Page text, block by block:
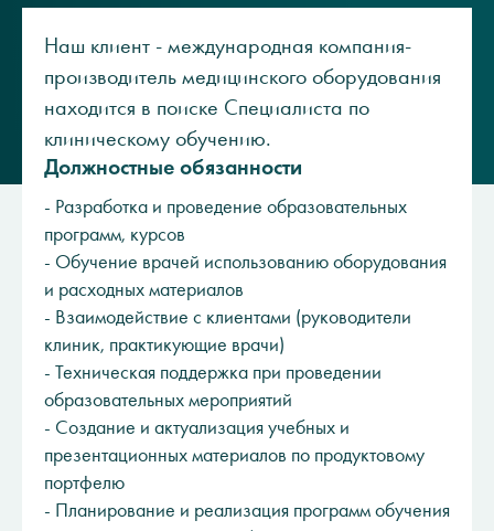
Наш клиент - международная компания-
производитель медицинского оборудования
находится в поиске Специалиста по
клиническому обучению.
Должностные обязанности
- Разработка и проведение образовательных
программ, курсов
- Обучение врачей использованию оборудования
и расходных материалов
- Взаимодействие с клиентами (руководители
клиник, практикующие врачи)
- Техническая поддержка при проведении
образовательных мероприятий
- Создание и актуализация учебных и
презентационных материалов по продуктовому
портфелю
- Планирование и реализация программ обучения